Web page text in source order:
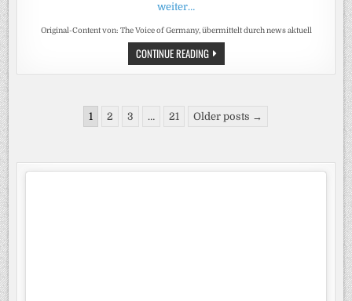
weiter…
Original-Content von: The Voice of Germany, übermittelt durch news aktuell
CONTINUE READINGMIT
„THE
VOICE“
ZUM
KONZERT:
ZEIGEN
„THE
Seitennummerierung
Beiträge
1 2 3 … 21 Older posts →